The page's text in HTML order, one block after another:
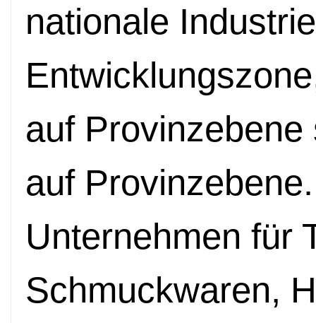
nationale
auf
auf
Unternehmen für
Schmuckwaren,